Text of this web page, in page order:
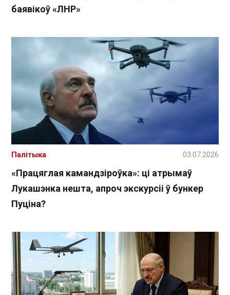
баявікоў «ЛНР»
«Працяглая камандзіроўка»: ці атрымаў
Лукашэнка нешта, апроч экскурсіі ў бункер
Пуціна?
Палітыка 03.07.2026